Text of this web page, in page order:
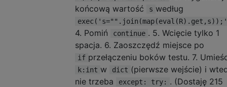
końcową wartość
s według
4. Pomiń continue . 5. Wcięcie tylko 1
spacja. 6. Zaoszczędź miejsce po
if przełączeniu boków testu. 7.
k:int w dict (pierwsze wejście) i
nie trzeba
except: try: . (Dostaję 215